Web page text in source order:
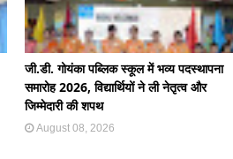
जी.डी. गोयंका पब्लिक स्कूल में भव्य पदस्थापना
समारोह 2026, विद्यार्थियों ने ली नेतृत्व और
जिम्मेदारी की शपथ
August 08, 2026